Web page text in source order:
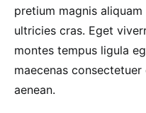
pretium magnis
ultricies cras. Eget
montes tempus ligula
maecenas
aenean.